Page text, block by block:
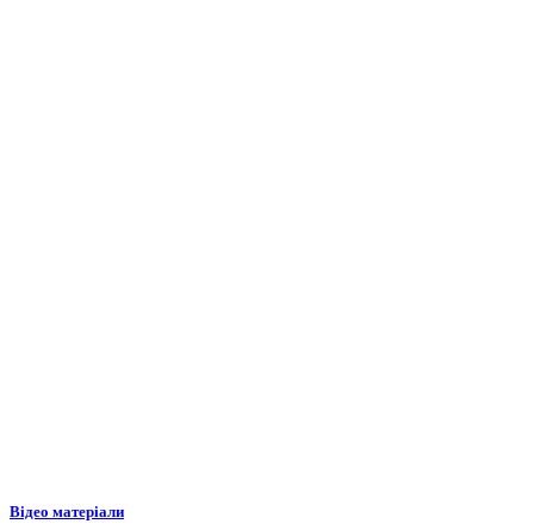
Відео матеріали